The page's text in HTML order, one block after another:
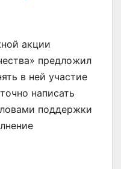
акции
предложил
в ней участие
написать
поддержки